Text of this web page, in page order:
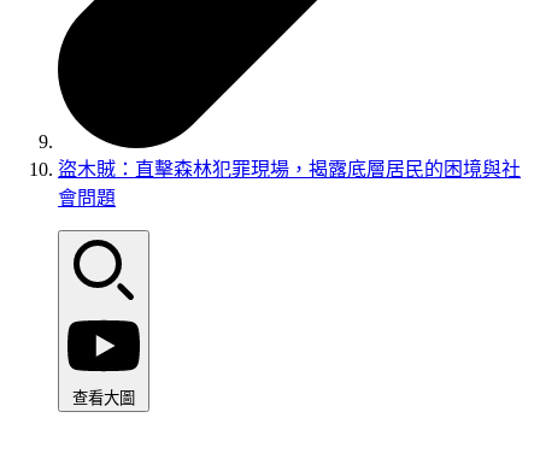
盜木賊：直擊森林犯罪現場，揭露底層居民的困境與社
會問題
查看大圖